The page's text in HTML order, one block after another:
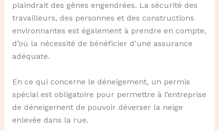
plaindrait des gênes engendrées. La sécurité des
travailleurs, des personnes et des constructions
environnantes est également à prendre en compte,
d’où la nécessité de bénéficier d’une assurance
adéquate.
En ce qui concerne le déneigement, un permis
spécial est obligatoire pour permettre à l’entreprise
de déneigement de pouvoir déverser la neige
enlevée dans la rue.